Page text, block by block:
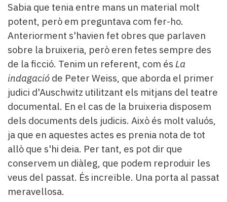
Sabia que tenia entre mans un material molt
potent, però em preguntava com fer-ho.
Anteriorment s'havien fet obres que parlaven
sobre la bruixeria, però eren fetes sempre des
de la ficció. Tenim un referent, com és La
indagació de Peter Weiss, que aborda el primer
judici d'Auschwitz utilitzant els mitjans del teatre
documental. En el cas de la bruixeria disposem
dels documents dels judicis. Això és molt valuós,
ja que en aquestes actes es prenia nota de tot
allò que s'hi deia. Per tant, es pot dir que
conservem un diàleg, que podem reproduir les
veus del passat. És increïble. Una porta al passat
meravellosa.